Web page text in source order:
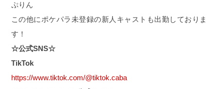
ぷりん
この他にポケパラ未登録の新人キャストも出勤しておりま
す！
☆公式SNS☆
TikTok
https://www.tiktok.com/@tiktok.caba